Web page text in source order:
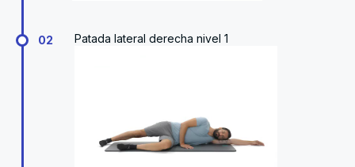
02 Patada lateral derecha nivel 1